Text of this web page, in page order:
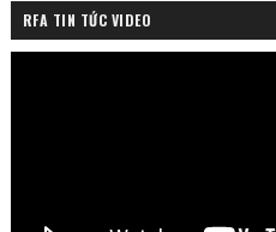
RFA TIN TỨC VIDEO